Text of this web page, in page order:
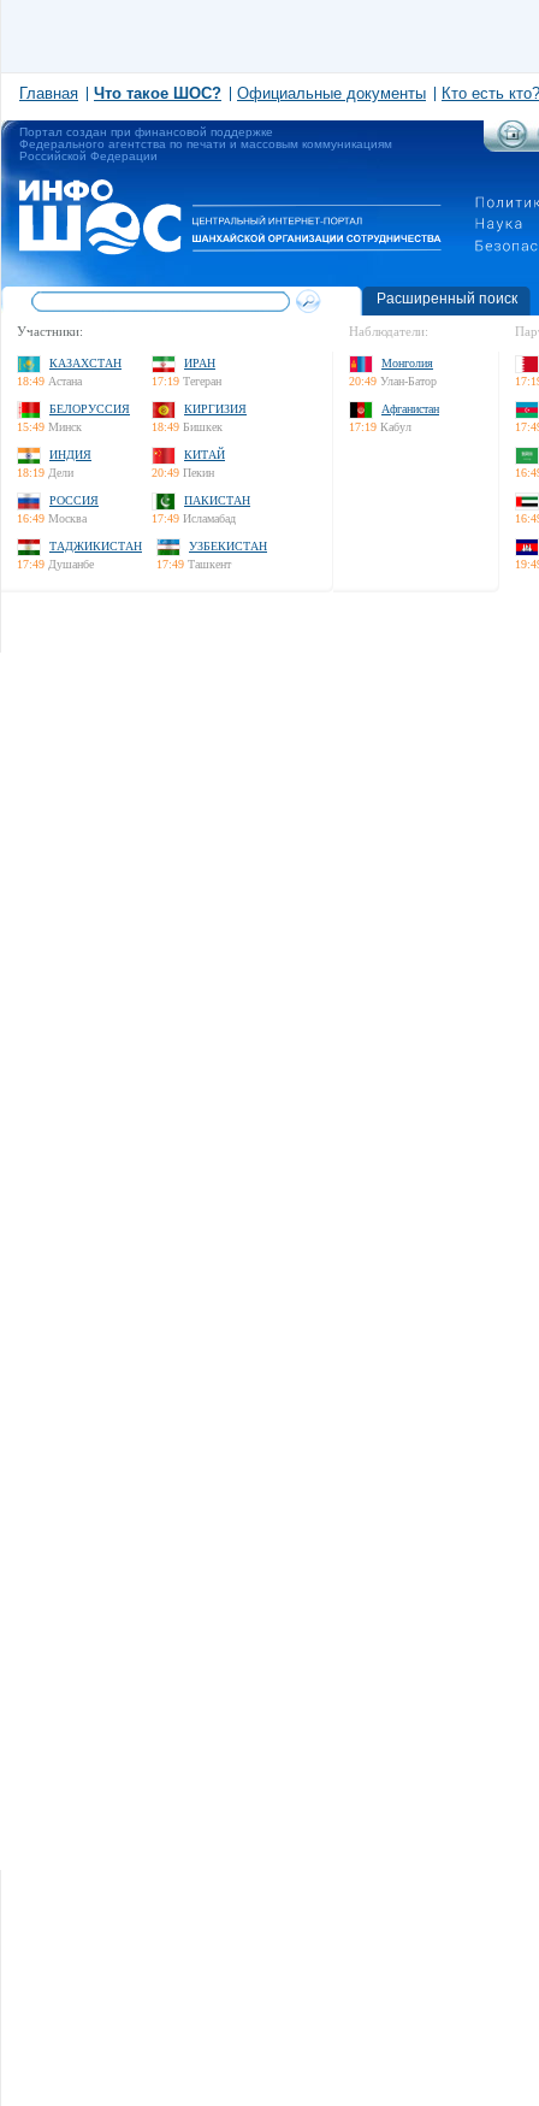
Главная Что такое ШОС? Официальные документы Кто есть кто?
Портал создан при финансовой поддержке
Федерального агентства по печати и массовым коммуникациям
Российской Федерации
Расширенный поиск
Участники:
КАЗАХСТАН
18:49 Астана
ИРАН
17:19 Тегеран
БЕЛОРУССИЯ
15:49 Минск
КИРГИЗИЯ
18:49 Бишкек
ИНДИЯ
18:19 Дели
КИТАЙ
20:49 Пекин
РОССИЯ
16:49 Москва
ПАКИСТАН
17:49 Исламабад
ТАДЖИКИСТАН
17:49 Душанбе
УЗБЕКИСТАН
17:49 Ташкент
Наблюдатели:
Монголия
20:49 Улан-Батор
Афганистан
17:19 Кабул